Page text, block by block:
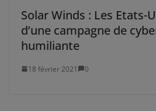
Solar Winds : Les Etats-
d’une campagne de
humiliante
18 février 2021 0